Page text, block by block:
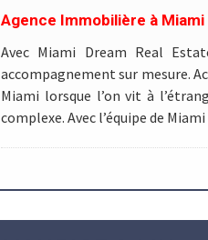
Agence Immobilière à Miami
Avec Miami Dream Real
accompagnement sur mesure.
Miami lorsque l’on vit à
complexe. Avec l’équipe de Miami